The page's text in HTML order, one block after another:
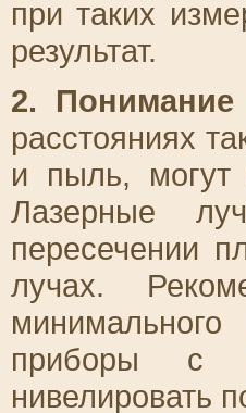
при таких
результат.
2. Понимание
расстояниях
и пыль, могут
Лазерные
пересечении
лучах.
приборы с
нивелировать